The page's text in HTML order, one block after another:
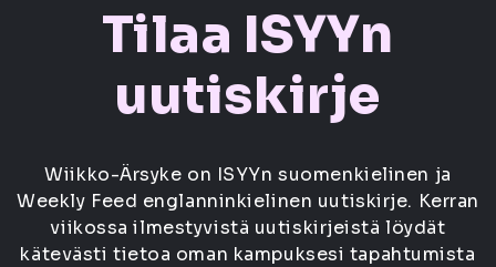
Tilaa ISYYn
uutiskirje
Wiikko-Ärsyke on ISYYn suomenkielinen ja
Weekly Feed englanninkielinen uutiskirje. Kerran
viikossa ilmestyvistä uutiskirjeistä löydät
kätevästi tietoa oman kampuksesi tapahtumista